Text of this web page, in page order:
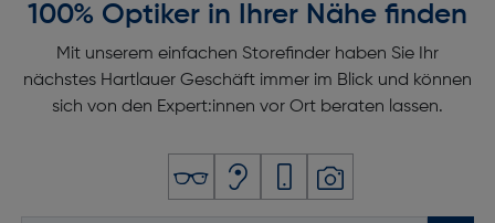
100% Optiker in Ihrer Nähe finden
Mit unserem einfachen Storefinder haben Sie Ihr
nächstes Hartlauer Geschäft immer im Blick und können
sich von den Expert:innen vor Ort beraten lassen.